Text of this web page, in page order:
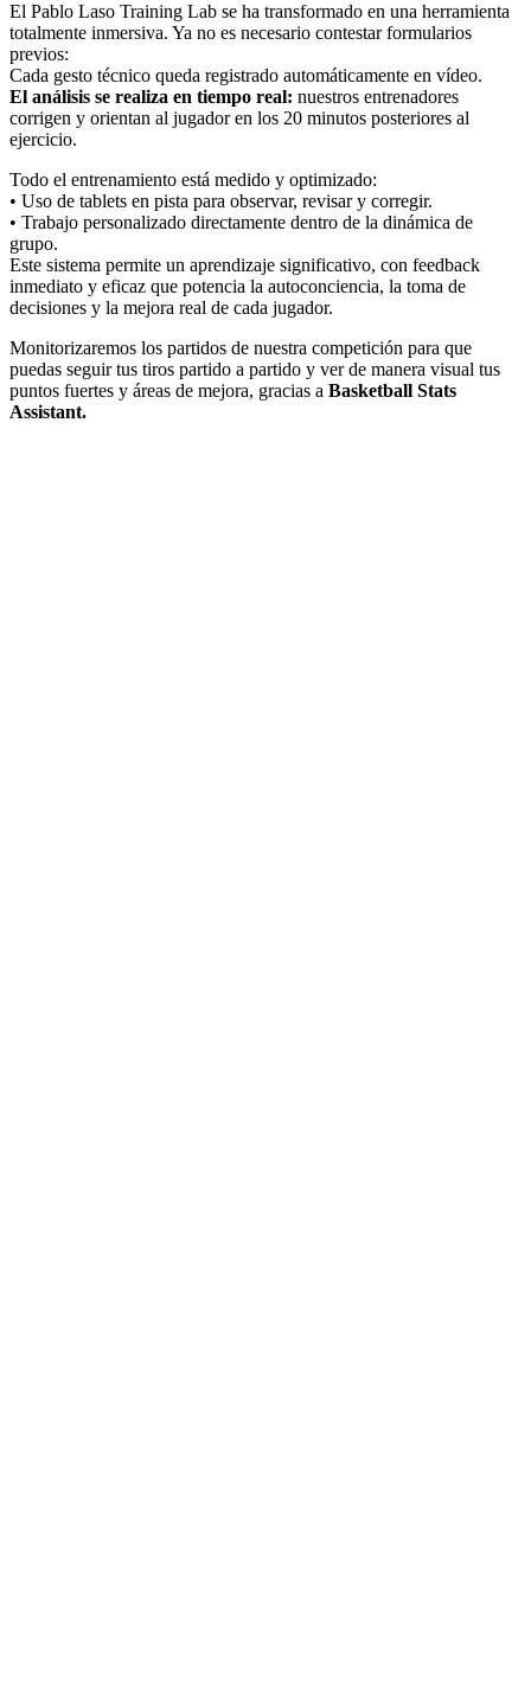
El Pablo Laso Training Lab se ha transformado en una herramienta
totalmente inmersiva. Ya no es necesario contestar formularios
previos:
Cada gesto técnico queda registrado automáticamente en vídeo.
El análisis se realiza en tiempo real: nuestros entrenadores
corrigen y orientan al jugador en los 20 minutos posteriores al
ejercicio.
Todo el entrenamiento está medido y optimizado:
• Uso de tablets en pista para observar, revisar y corregir.
• Trabajo personalizado directamente dentro de la dinámica de
grupo.
Este sistema permite un aprendizaje significativo, con feedback
inmediato y eficaz que potencia la autoconciencia, la toma de
decisiones y la mejora real de cada jugador.
Monitorizaremos los partidos de nuestra competición para que
puedas seguir tus tiros partido a partido y ver de manera visual tus
puntos fuertes y áreas de mejora, gracias a Basketball Stats
Assistant.